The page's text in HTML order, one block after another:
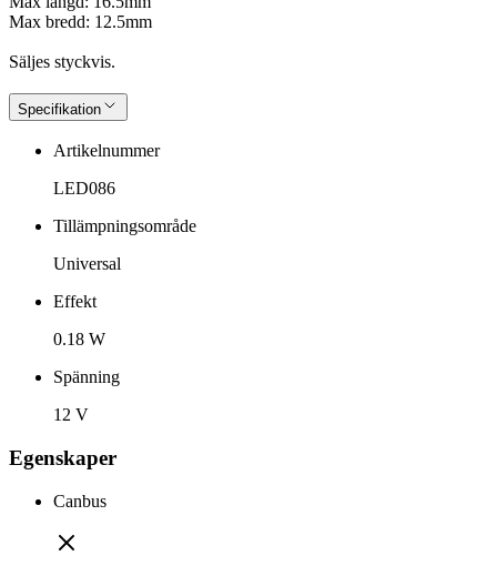
Max bredd: 12.5mm
Säljes styckvis.
Specifikation
Artikelnummer
LED086
Tillämpningsområde
Universal
Effekt
0.18 W
Spänning
12 V
Egenskaper
Canbus